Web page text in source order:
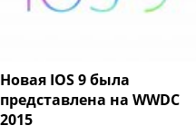
Новая IOS 9 была
представлена на WWDC
2015